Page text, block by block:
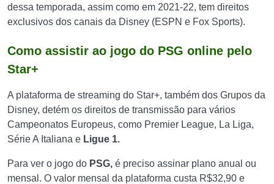
dessa temporada, assim como em 2021-22, tem direitos
exclusivos dos canais da Disney (ESPN e Fox Sports).
Como assistir ao jogo do PSG online pelo
Star+
A plataforma de streaming do Star+, também dos Grupos da
Disney, detém os direitos de transmissão para vários
Campeonatos Europeus, como Premier League, La Liga,
Série A Italiana e Ligue 1.
Para ver o jogo do PSG, é preciso assinar plano anual ou
mensal. O valor mensal da plataforma custa R$32,90 e